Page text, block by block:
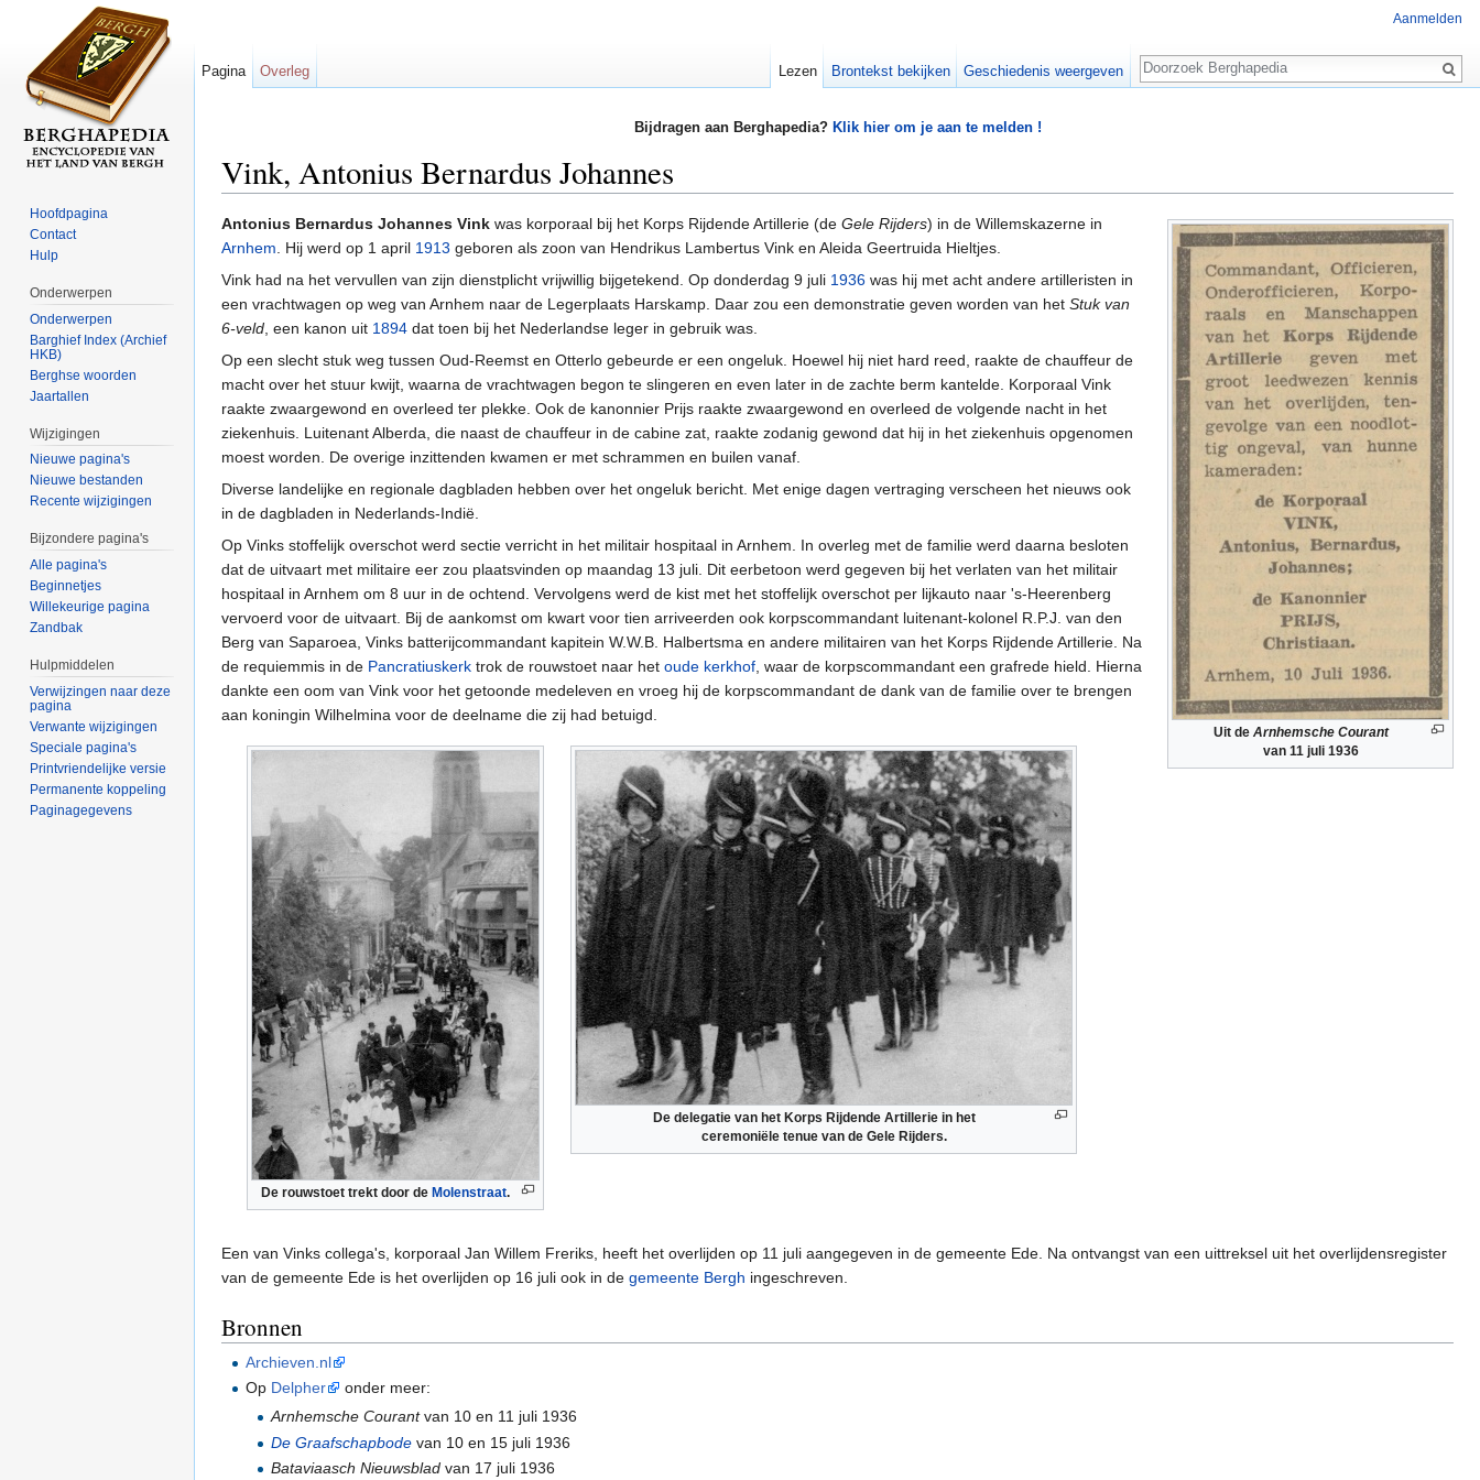
Bijdragen aan Berghapedia? Klik hier om je aan te melden !
Vink, Antonius Bernardus Johannes
Uit de Arnhemsche Courant
van 11 juli 1936
Antonius Bernardus Johannes Vink was korporaal bij het Korps Rijdende Artillerie (de Gele Rijders) in de Willemskazerne in
Arnhem. Hij werd op 1 april 1913 geboren als zoon van Hendrikus Lambertus Vink en Aleida Geertruida Hieltjes.
Vink had na het vervullen van zijn dienstplicht vrijwillig bijgetekend. Op donderdag 9 juli 1936 was hij met acht andere artilleristen in
een vrachtwagen op weg van Arnhem naar de Legerplaats Harskamp. Daar zou een demonstratie geven worden van het Stuk van
6-veld, een kanon uit 1894 dat toen bij het Nederlandse leger in gebruik was.
Op een slecht stuk weg tussen Oud-Reemst en Otterlo gebeurde er een ongeluk. Hoewel hij niet hard reed, raakte de chauffeur de
macht over het stuur kwijt, waarna de vrachtwagen begon te slingeren en even later in de zachte berm kantelde. Korporaal Vink
raakte zwaargewond en overleed ter plekke. Ook de kanonnier Prijs raakte zwaargewond en overleed de volgende nacht in het
ziekenhuis. Luitenant Alberda, die naast de chauffeur in de cabine zat, raakte zodanig gewond dat hij in het ziekenhuis opgenomen
moest worden. De overige inzittenden kwamen er met schrammen en builen vanaf.
Diverse landelijke en regionale dagbladen hebben over het ongeluk bericht. Met enige dagen vertraging verscheen het nieuws ook
in de dagbladen in Nederlands-Indië.
Op Vinks stoffelijk overschot werd sectie verricht in het militair hospitaal in Arnhem. In overleg met de familie werd daarna besloten
dat de uitvaart met militaire eer zou plaatsvinden op maandag 13 juli. Dit eerbetoon werd gegeven bij het verlaten van het militair
hospitaal in Arnhem om 8 uur in de ochtend. Vervolgens werd de kist met het stoffelijk overschot per lijkauto naar 's-Heerenberg
vervoerd voor de uitvaart. Bij de aankomst om kwart voor tien arriveerden ook korpscommandant luitenant-kolonel R.P.J. van den
Berg van Saparoea, Vinks batterijcommandant kapitein W.W.B. Halbertsma en andere militairen van het Korps Rijdende Artillerie. Na
de requiemmis in de Pancratiuskerk trok de rouwstoet naar het oude kerkhof, waar de korpscommandant een grafrede hield. Hierna
dankte een oom van Vink voor het getoonde medeleven en vroeg hij de korpscommandant de dank van de familie over te brengen
aan koningin Wilhelmina voor de deelname die zij had betuigd.
De rouwstoet trekt door de Molenstraat.
De delegatie van het Korps Rijdende Artillerie in het
ceremoniële tenue van de Gele Rijders.
Een van Vinks collega's, korporaal Jan Willem Freriks, heeft het overlijden op 11 juli aangegeven in de gemeente Ede. Na ontvangst van een uittreksel uit het overlijdensregister
van de gemeente Ede is het overlijden op 16 juli ook in de gemeente Bergh ingeschreven.
Bronnen
Archieven.nl
Op Delpher
onder meer:
Arnhemsche Courantvan 10 en 11 juli 1936
De Graafschapbodevan 10 en 15 juli 1936
Bataviaasch Nieuwsbladvan 17 juli 1936
Aanmelden
Pagina Overleg Lezen Brontekst bekijken Geschiedenis weergeven
Zoeken
Hoofdpagina
Contact
Hulp
Onderwerpen
Onderwerpen
Barghief Index (Archief
HKB)
Berghse woorden
Jaartallen
Wijzigingen
Nieuwe pagina's
Nieuwe bestanden
Recente wijzigingen
Bijzondere pagina's
Alle pagina's
Beginnetjes
Willekeurige pagina
Zandbak
Hulpmiddelen
Verwijzingen naar deze
pagina
Verwante wijzigingen
Speciale pagina's
Printvriendelijke versie
Permanente koppeling
Paginagegevens